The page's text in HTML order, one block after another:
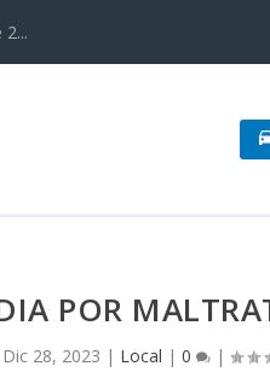
POR
Dic 28, 2023 | Local |0 |